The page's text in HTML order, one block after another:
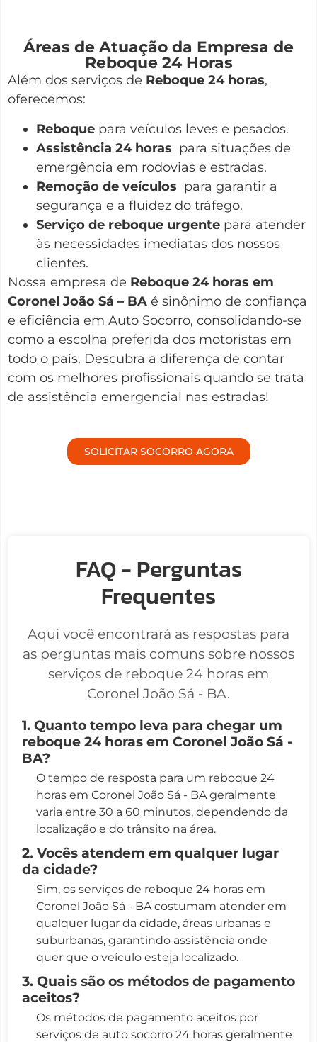
Áreas de Atuação da Empresa de
Reboque 24 Horas
Além dos serviços de Reboque 24 horas,
oferecemos:
Reboque para veículos leves e pesados.
Assistência 24 horas para situações de
emergência em rodovias e estradas.
Remoção de veículos para garantir a
segurança e a fluidez do tráfego.
Serviço de reboque urgente para atender
às necessidades imediatas dos nossos
clientes.
Nossa empresa de Reboque 24 horas em
Coronel João Sá – BA é sinônimo de confiança
e eficiência em Auto Socorro, consolidando-se
como a escolha preferida dos motoristas em
todo o país. Descubra a diferença de contar
com os melhores profissionais quando se trata
de assistência emergencial nas estradas!
SOLICITAR SOCORRO AGORA
FAQ - Perguntas
Frequentes
Aqui você encontrará as respostas para
as perguntas mais comuns sobre nossos
serviços de reboque 24 horas em
Coronel João Sá - BA.
1. Quanto tempo leva para chegar um
reboque 24 horas em Coronel João Sá -
BA?
O tempo de resposta para um reboque 24
horas em Coronel João Sá - BA geralmente
varia entre 30 a 60 minutos, dependendo da
localização e do trânsito na área.
2. Vocês atendem em qualquer lugar
da cidade?
Sim, os serviços de reboque 24 horas em
Coronel João Sá - BA costumam atender em
qualquer lugar da cidade, áreas urbanas e
suburbanas, garantindo assistência onde
quer que o veículo esteja localizado.
3. Quais são os métodos de pagamento
aceitos?
Os métodos de pagamento aceitos por
serviços de auto socorro 24 horas geralmente